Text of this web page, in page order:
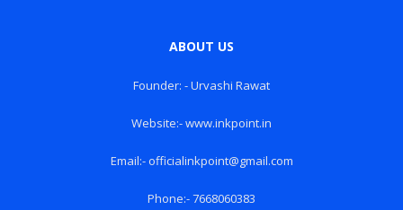
ABOUT US
Founder: - Urvashi Rawat
Website:- www.inkpoint.in
Email:- officialinkpoint@gmail.com
Phone:- 7668060383